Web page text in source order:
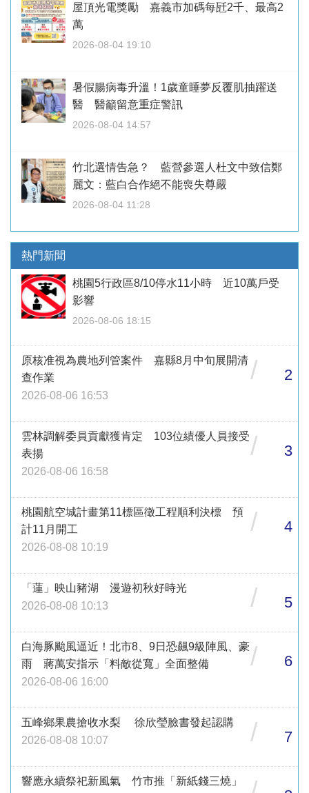
屋頂光電獎勵 嘉義市加碼每瓩2千、最高2
萬
2026-08-04 19:10
暑假腸病毒升溫！1歲童睡夢反覆肌抽躍送
醫 醫籲留意重症警訊
2026-08-04 14:57
竹北選情告急？ 藍營參選人杜文中致信鄭
麗文：藍白合作絕不能喪失尊嚴
2026-08-04 11:28
熱門新聞
桃園5行政區8/10停水11小時 近10萬戶受
影響
2026-08-06 18:15
原核准視為農地列管案件 嘉縣8月中旬展開清
查作業
2026-08-06 16:53
/ 2
雲林調解委員貢獻獲肯定 103位績優人員接受
表揚
2026-08-06 16:58
/ 3
桃園航空城計畫第11標區徵工程順利決標 預
計11月開工
2026-08-08 10:19
/ 4
「蓮」映山豬湖 漫遊初秋好時光
2026-08-08 10:13
/ 5
白海豚颱風逼近！北市8、9日恐飆9級陣風、豪
雨 蔣萬安指示「料敵從寬」全面整備
2026-08-06 16:00
/ 6
五峰鄉果農搶收水梨 徐欣瑩臉書發起認購
2026-08-08 10:07
/ 7
響應永續祭祀新風氣 竹市推「新紙錢三燒」